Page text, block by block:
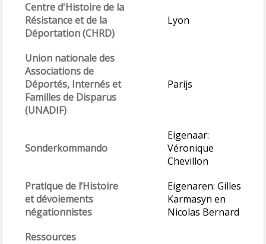
Centre d'Histoire de la
Résistance et de la
Déportation (CHRD)
Lyon
Union nationale des
Associations de
Déportés, Internés et
Familles de Disparus
(UNADIF)
Parijs
Sonderkommando
Eigenaar:
Véronique
Chevillon
Pratique de l’Histoire
et dévoiements
négationnistes
Eigenaren: Gilles
Karmasyn en
Nicolas Bernard
Ressources